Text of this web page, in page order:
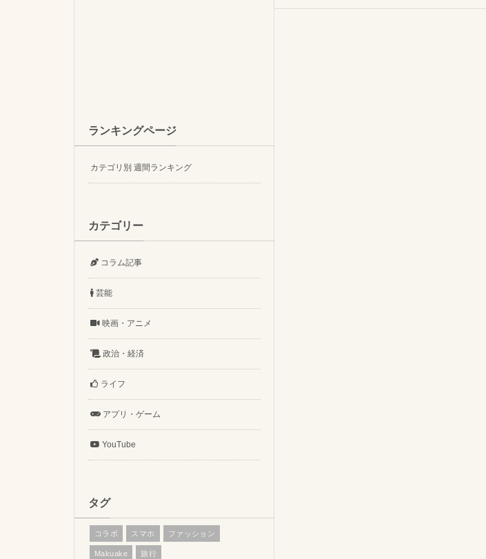
ランキングページ
カテゴリ別 週間ランキング
カテゴリー
コラム記事
芸能
映画・アニメ
政治・経済
ライフ
アプリ・ゲーム
YouTube
タグ
コラボ スマホ ファッション
Makuake 旅行